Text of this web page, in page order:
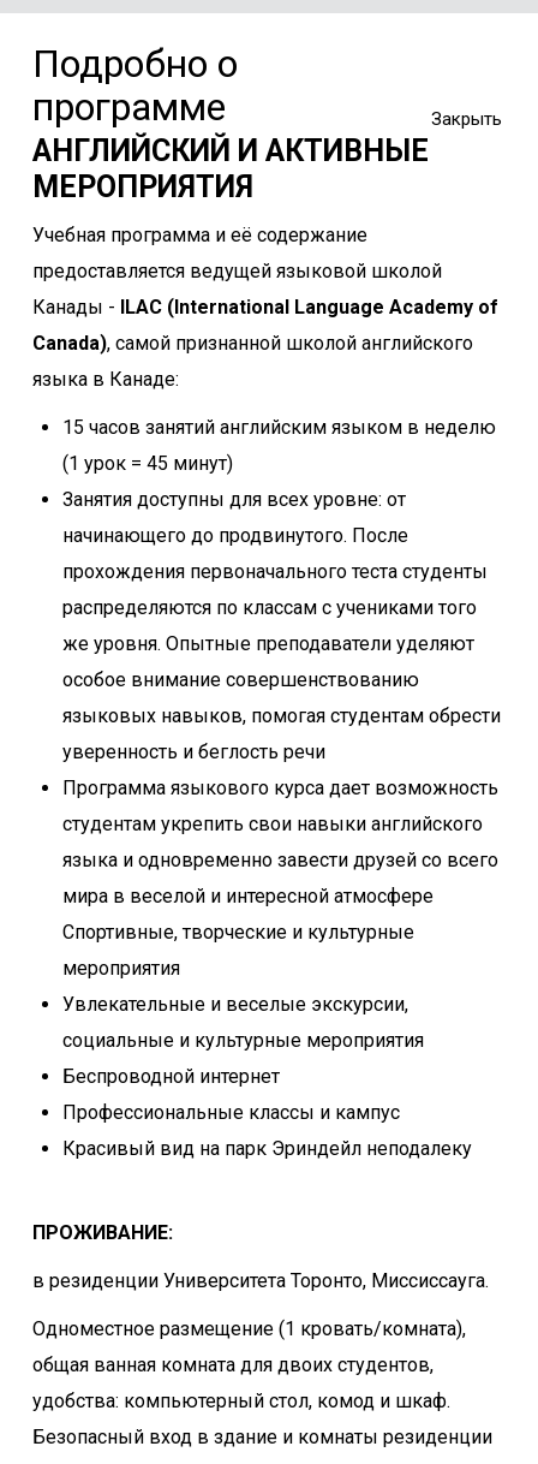
Подробно о
программе
АНГЛИЙСКИЙ И АКТИВНЫЕ
МЕРОПРИЯТИЯ
Учебная программа и её содержание
предоставляется ведущей языковой школой
Канады - lLAC (lnternational Language Academy of
Canada), самой признанной школой английского
языка в Канаде:
15 часов занятий английским языком в неделю
(1 урок = 45 минут)
Занятия доступны для всех уровне: от
начинающего до продвинутого. После
прохождения первоначального теста студенты
распределяются по классам с учениками того
же уровня. Опытные преподаватели уделяют
особое внимание совершенствованию
языковых навыков, помогая студентам обрести
уверенность и беглость речи
Программа языкового курса дает возможность
студентам укрепить свои навыки английского
языка и одновременно завести друзей со всего
мира в веселой и интересной атмосфере
Спортивные, творческие и культурные
мероприятия
Увлекательные и веселые экскурсии,
социальные и культурные мероприятия
Беспроводной интернет
Профессиональные классы и кампус
Красивый вид на парк Эриндейл неподалеку
ПРОЖИВАНИЕ:
в резиденции Университета Торонто, Миссиссауга.
Одноместное размещение (1 кровать/комната),
общая ванная комната для двоих студентов,
удобства: компьютерный стол, комод и шкаф.
Безопасный вход в здание и комнаты резиденции